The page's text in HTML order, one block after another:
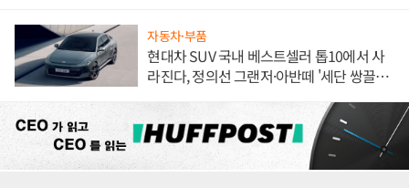
자동차·부품
현대차 SUV 국내 베스트셀러 톱10에서 사
라진다, 정의선 그랜저·아반떼 '세단 쌍끌